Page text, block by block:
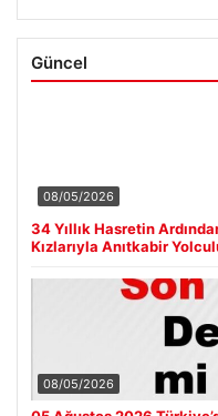
Güncel
08/05/2026
34 Yıllık Hasretin
Kızlarıyla Anıtkabir
08/05/2026